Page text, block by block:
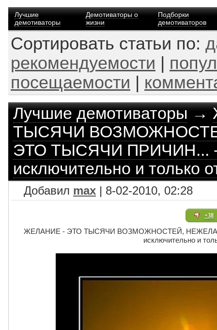
Лучшие
демотиваторы
Демотиваторы о
жизни
Подборки
демотиваторов
Сортировать статьи по:
рекомендуемости
посещаемости
Лучшие демотиваторы→
ТЫСЯЧИ
ЭТО ТЫСЯЧИ ПРИЧИН... -
исключительно и только
Добавил max | 8-02-2010, 02:28
+38
ЖЕЛАНИЕ - ЭТО ТЫСЯЧИ ВОЗМОЖНОСТЕЙ,
исключительно и